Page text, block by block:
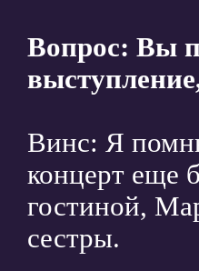
Вопрос: Вы
Винс: Я
концерт еще
гостиной,
сестры.